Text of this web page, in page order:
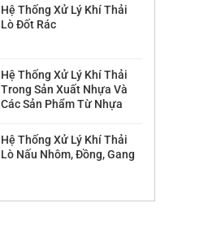
Hệ Thống Xử Lý Khí Thải
Lò Đốt Rác
Hệ Thống Xử Lý Khí Thải
Trong Sản Xuất Nhựa Và
Các Sản Phẩm Từ Nhựa
Hệ Thống Xử Lý Khí Thải
Lò Nấu Nhôm, Đồng, Gang